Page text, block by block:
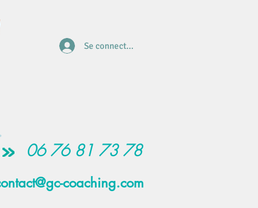
Se connecter
06 76 81 73 78
coaching.com